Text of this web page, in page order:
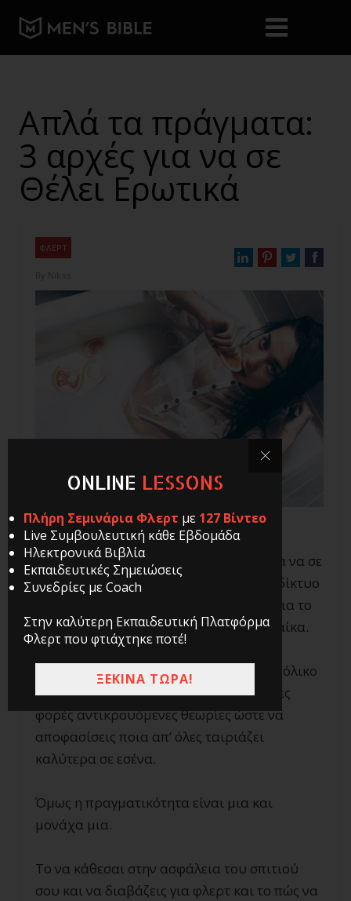
Απλά τα πράγματα:
3 αρχές για να σε
Θέλει Ερωτικά
ΦΛΕΡΤ
Αν αναρωτιέσαι πως κάνεις μια γυναίκα να σε
θέλει ερωτικά, τότε ψάχνοντας στο διαδίκτυο
θα βρεις αρκετό υλικό και συμβουλές για το
πώς να γνωρίσεις και να έλξεις μια γυναίκα.
Και το πιθανότερο είναι να ξοδέψεις μπόλικο
χρόνο διαβάζοντας διάφορες και πολλές
φορές αντικρουόμενες θεωρίες ώστε να
αποφασίσεις ποια απ’ όλες ταιριάζει
καλύτερα σε εσένα.
Όμως η πραγματικότητα είναι μια και
μονάχα μια.
Το να κάθεσαι στην ασφάλεια του σπιτιού
σου και να διαβάζεις για φλερτ και το πώς να
ONLINE LESSONS
Πλήρη Σεμινάρια Φλερτ με 127 Βίντεο
Live Συμβουλευτική κάθε Εβδομάδα
Ηλεκτρονικά Βιβλία
Εκπαιδευτικές Σημειώσεις
Συνεδρίες με Coach
Στην καλύτερη Εκπαιδευτική Πλατφόρμα
Φλερτ που φτιάχτηκε ποτέ!
ΞΕΚΙΝΑ ΤΩΡΑ!